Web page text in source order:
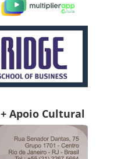
+ Apoio Cultural